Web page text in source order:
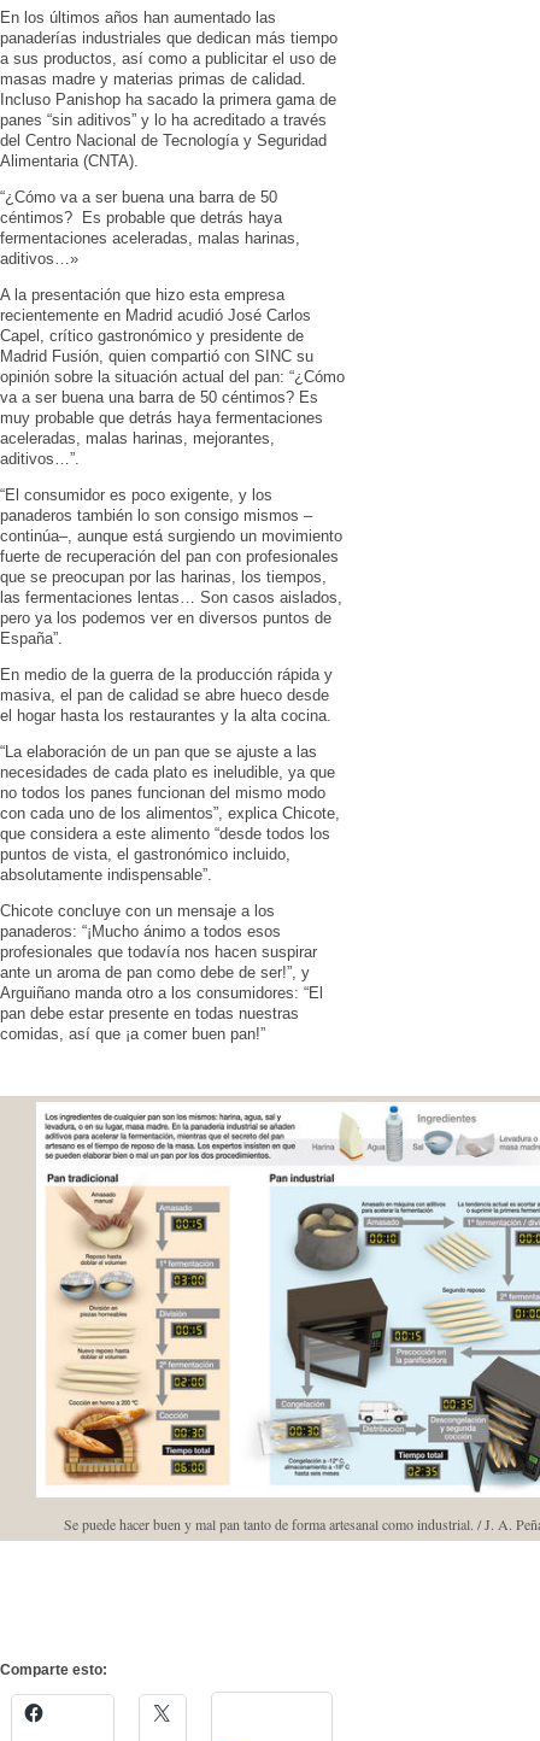
En los últimos años han aumentado las
panaderías industriales que dedican más tiempo
a sus productos, así como a publicitar el uso de
masas madre y materias primas de calidad.
Incluso Panishop ha sacado la primera gama de
panes “sin aditivos” y lo ha acreditado a través
del Centro Nacional de Tecnología y Seguridad
Alimentaria (CNTA).
“¿Cómo va a ser buena una barra de 50
céntimos? Es probable que detrás haya
fermentaciones aceleradas, malas harinas,
aditivos…»
A la presentación que hizo esta empresa
recientemente en Madrid acudió José Carlos
Capel, crítico gastronómico y presidente de
Madrid Fusión, quien compartió con SINC su
opinión sobre la situación actual del pan: “¿Cómo
va a ser buena una barra de 50 céntimos? Es
muy probable que detrás haya fermentaciones
aceleradas, malas harinas, mejorantes,
aditivos…”.
“El consumidor es poco exigente, y los
panaderos también lo son consigo mismos –
continúa–, aunque está surgiendo un movimiento
fuerte de recuperación del pan con profesionales
que se preocupan por las harinas, los tiempos,
las fermentaciones lentas… Son casos aislados,
pero ya los podemos ver en diversos puntos de
España”.
En medio de la guerra de la producción rápida y
masiva, el pan de calidad se abre hueco desde
el hogar hasta los restaurantes y la alta cocina.
“La elaboración de un pan que se ajuste a las
necesidades de cada plato es ineludible, ya que
no todos los panes funcionan del mismo modo
con cada uno de los alimentos”, explica Chicote,
que considera a este alimento “desde todos los
puntos de vista, el gastronómico incluido,
absolutamente indispensable”.
Chicote concluye con un mensaje a los
panaderos: “¡Mucho ánimo a todos esos
profesionales que todavía nos hacen suspirar
ante un aroma de pan como debe de ser!”, y
Arguiñano manda otro a los consumidores: “El
pan debe estar presente en todas nuestras
comidas, así que ¡a comer buen pan!”
Se puede hacer buen y mal pan tanto de forma artesanal como industrial. / J. A.
Comparte esto: